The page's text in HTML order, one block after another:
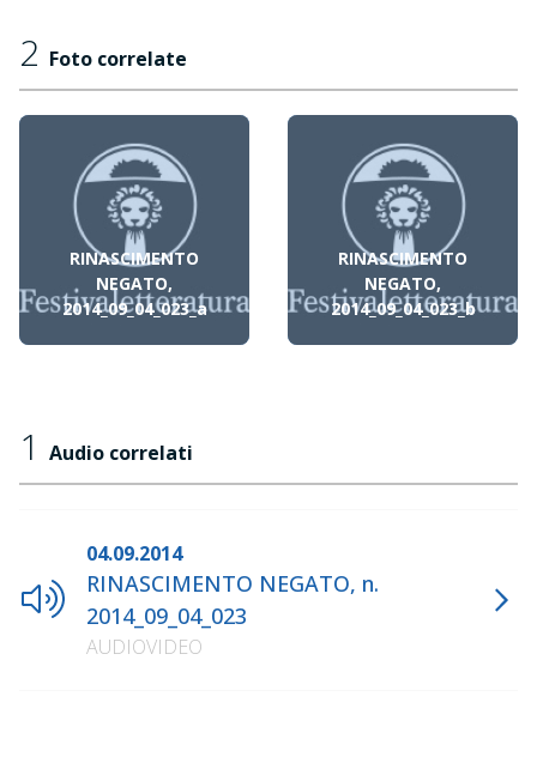
2 Foto correlate
RINASCIMENTO
NEGATO,
2014_09_04_023_a
RINASCIMENTO
NEGATO,
2014_09_04_023_b
1 Audio correlati
04.09.2014
RINASCIMENTO NEGATO, n.
2014_09_04_023
AUDIOVIDEO